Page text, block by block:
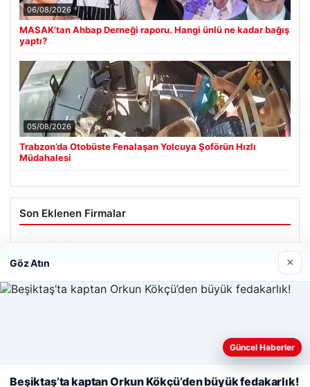
06/08/2026
MASAK’tan Ahbap Derneği raporu. Hangi ünlü ne kadar bağış
yaptı?
05/08/2026
Trabzon’da Otobüste Fenalaşan Yolcuya Şoförün Hızlı
Müdahalesi
Son Eklenen Firmalar
Cengiz Sigorta
23/06/2026
deneyiminizi kişiselleştirmek ve geliştirmek amacıyla çerezler
Reddet Kabul Et
Göz Atın ×
Güncel Haberler
Beşiktaş’ta kaptan Orkun Kökçü’den büyük fedakarlık!